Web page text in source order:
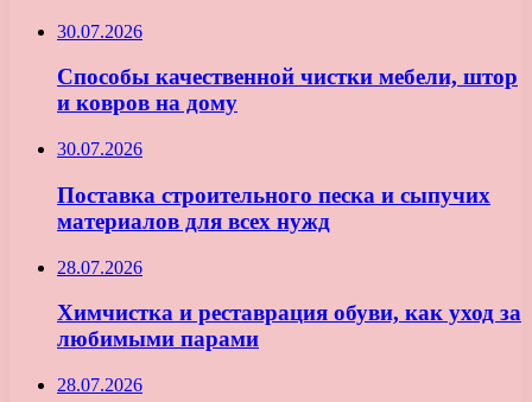
30.07.2026
Способы качественной чистки мебели, штор
и ковров на дому
30.07.2026
Поставка строительного песка и сыпучих
материалов для всех нужд
28.07.2026
Химчистка и реставрация обуви, как уход за
любимыми парами
28.07.2026